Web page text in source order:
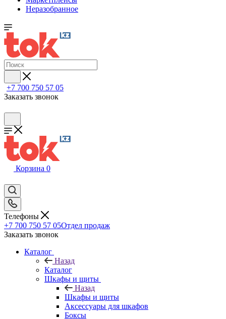
Неразобранное
+7 700 750 57 05
Заказать звонок
Корзина 0
Телефоны
+7 700 750 57 05Отдел продаж
Заказать звонок
Каталог
Назад
Каталог
Шкафы и щиты
Назад
Шкафы и щиты
Аксессуары для шкафов
Боксы